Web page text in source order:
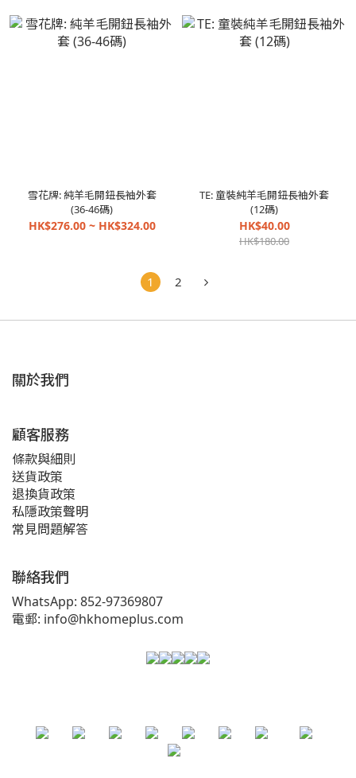
雪花牌: 純羊毛開鈕長袖外套
(36-46碼)
HK$276.00 ~ HK$324.00
TE: 童裝純羊毛開鈕長袖外套
(12碼)
HK$40.00
HK$180.00
1 2
關於我們
顧客服務
條款與細則
送貨政策
退換貨政策
私隱政策聲明
常見問題解答
聯絡我們
WhatsApp: 852-97369807
電郵: info@hkhomeplus.com